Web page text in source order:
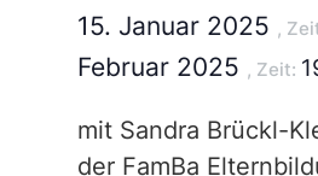
15. Januar 2025 ,
Februar 2025 , Zeit:
mit Sandra Brückl-
der FamBa